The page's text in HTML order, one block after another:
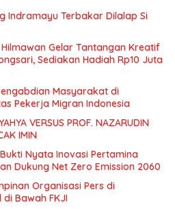
Indramayu Terbakar Dilalap Si
Gelar Tantangan Kreatif
Sediakan Hadiah Rp10 Juta
Masyarakat di
Pekerja Migran Indonesia
VERSUS PROF. NAZARUDIN
IMIN
Nyata Inovasi Pertamina
Dukung Net Zero Emission 2060
Organisasi Pers di
Bawah FKJI